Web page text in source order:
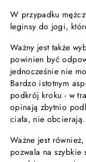
W przypadku
leginsy do jogi,
Ważny jest także
powinien być
jednocześnie nie
Bardzo istotnym
podkrój kroku - w
opinają zbytnio
ciała, nie obcierają.
Ważne jest
pozwala na